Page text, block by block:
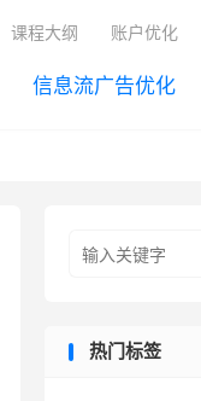
信息流广告优化
课程大纲 账户优化
热门标签